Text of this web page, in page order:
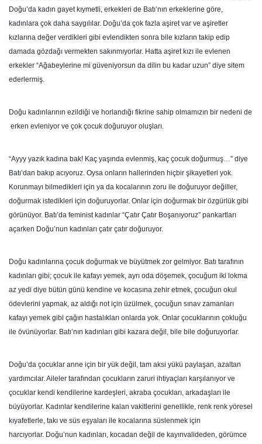
Doğu’da kadın gayet kıymetli, erkekleri de Batı’nın erkeklerine göre,
kadınlara çok daha saygılılar. Doğu’da çok fazla aşiret var ve aşiretler
kızlarına değer verdikleri gibi evlendikten sonra bile kızların takip edip
damada gözdağı vermekten sakınmıyorlar. Hatta aşiret kızı ile evlenen
erkekler “Ağabeylerine mi güveniyorsun da dilin bu kadar uzun” diye sitem
ederlermiş.
Doğu kadınlarının ezildiği ve horlandığı fikrine sahip olmamızın bir nedeni de
erken evleniyor ve çok çocuk doğuruyor oluşları.
“Ayyy yazık kadına bak! Kaç yaşında evlenmiş, kaç çocuk doğurmuş…” diye
Batı’dan bakıp acıyoruz. Oysa onların hallerinden hiçbir şikayetleri yok.
Korunmayı bilmedikleri için ya da kocalarının zoru ile doğuruyor değiller,
doğurmak istedikleri için doğuruyorlar. Onlar için doğurmak bir özgürlük gibi
görünüyor. Batı’da feminist kadınlar “Çatır Çatır Boşanıyoruz” pankartları
açarken Doğu’nun kadınları çatır çatır doğuruyor.
Doğu kadınlarına çocuk doğurmak ve büyütmek zor gelmiyor. Batı tarafının
kadınları gibi; çocuk ile kafayı yemek, ayrı oda döşemek, çocuğum iki lokma
az yedi diye bütün günü kendine ve kocasına zehir etmek, çocuğun okul
ödevlerini yapmak, az aldığı not için üzülmek, çocuğun sınav zamanları
kafayı yemek gibi çağın hastalıkları onlarda yok. Onlar çocuklarının çokluğu
ile övünüyorlar. Batı’nın kadınları gibi kazara değil, bile bile doğuruyorlar.
Doğu’da çocuklar anne için bir yük değil, tam aksi yükü paylaşan, azaltan
yardımcılar. Aileler tarafından çocukların zaruri ihtiyaçları karşılanıyor ve
çocuklar kendi kendilerine kardeşleri, akraba çocukları, arkadaşları ile
büyüyorlar. Kadınlar kendilerine kalan vakitlerini genellikle, renk renk yöresel
kıyafetlerle, takı ve süs eşyaları ile kocalarına süslenmek için
harcıyorlar. Doğu’nun kadınları, kocadan değil de kayınvalideden, görümce